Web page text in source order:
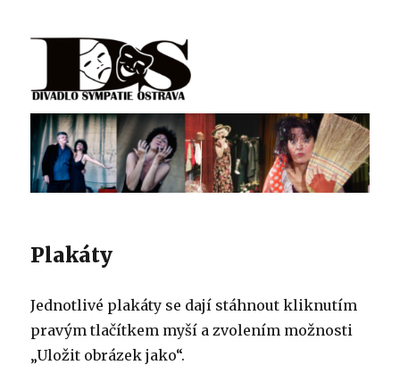
Divadlo Sympatie
Plakáty
Jednotlivé plakáty se dají stáhnout kliknutím
pravým tlačítkem myší a zvolením možnosti
„Uložit obrázek jako“.